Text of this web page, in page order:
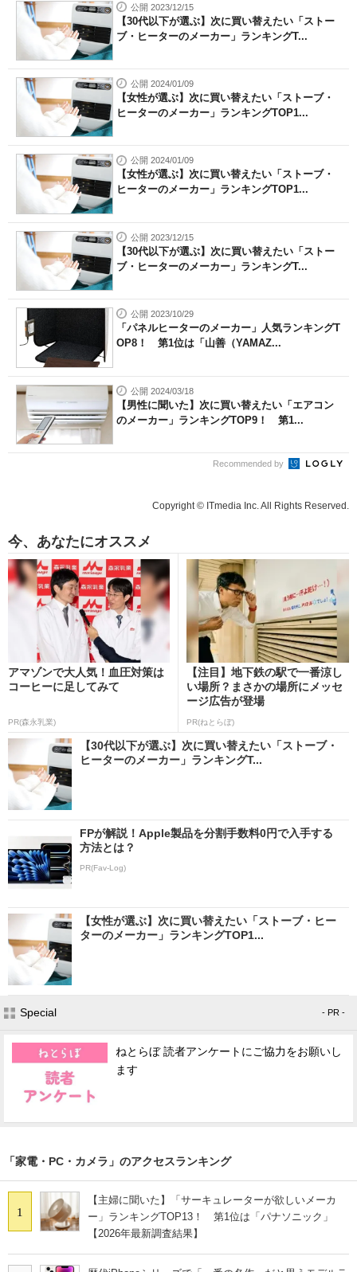
公開 2023/12/15
【30代以下が選ぶ】次に買い替えたい「ストー
ブ・ヒーターのメーカー」ランキングT...
公開 2024/01/09
【女性が選ぶ】次に買い替えたい「ストーブ・
ヒーターのメーカー」ランキングTOP1...
公開 2024/01/09
【女性が選ぶ】次に買い替えたい「ストーブ・
ヒーターのメーカー」ランキングTOP1...
公開 2023/12/15
【30代以下が選ぶ】次に買い替えたい「ストー
ブ・ヒーターのメーカー」ランキングT...
公開 2023/10/29
「パネルヒーターのメーカー」人気ランキングT
OP8！ 第1位は「山善（YAMAZ...
公開 2024/03/18
【男性に聞いた】次に買い替えたい「エアコン
のメーカー」ランキングTOP9！ 第1...
Recommended by
Copyright © ITmedia Inc. All Rights Reserved.
今、あなたにオススメ
アマゾンで大人気！血圧対策は
コーヒーに足してみて
PR(森永乳業)
【注目】地下鉄の駅で一番涼し
い場所？まさかの場所にメッセ
ージ広告が登場
PR(ねとらぼ)
【30代以下が選ぶ】次に買い替えたい「ストーブ・
ヒーターのメーカー」ランキングT...
FPが解説！Apple製品を分割手数料0円で入手する
方法とは？
PR(Fav-Log)
【女性が選ぶ】次に買い替えたい「ストーブ・ヒー
ターのメーカー」ランキングTOP1...
Special - PR -
ねとらぼ 読者アンケートにご協力をお願いし
ます
「家電・PC・カメラ」のアクセスランキング
1
【主婦に聞いた】「サーキュレーターが欲しいメーカ
ー」ランキングTOP13！ 第1位は「パナソニック」
【2026年最新調査結果】